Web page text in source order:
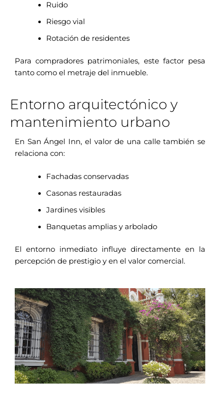
Ruido
Riesgo vial
Rotación de residentes
Para compradores patrimoniales, este factor pesa
tanto como el metraje del inmueble.
Entorno arquitectónico y
mantenimiento urbano
En San Ángel Inn, el valor de una calle también se
relaciona con:
Fachadas conservadas
Casonas restauradas
Jardines visibles
Banquetas amplias y arbolado
El entorno inmediato influye directamente en la
percepción de prestigio y en el valor comercial.